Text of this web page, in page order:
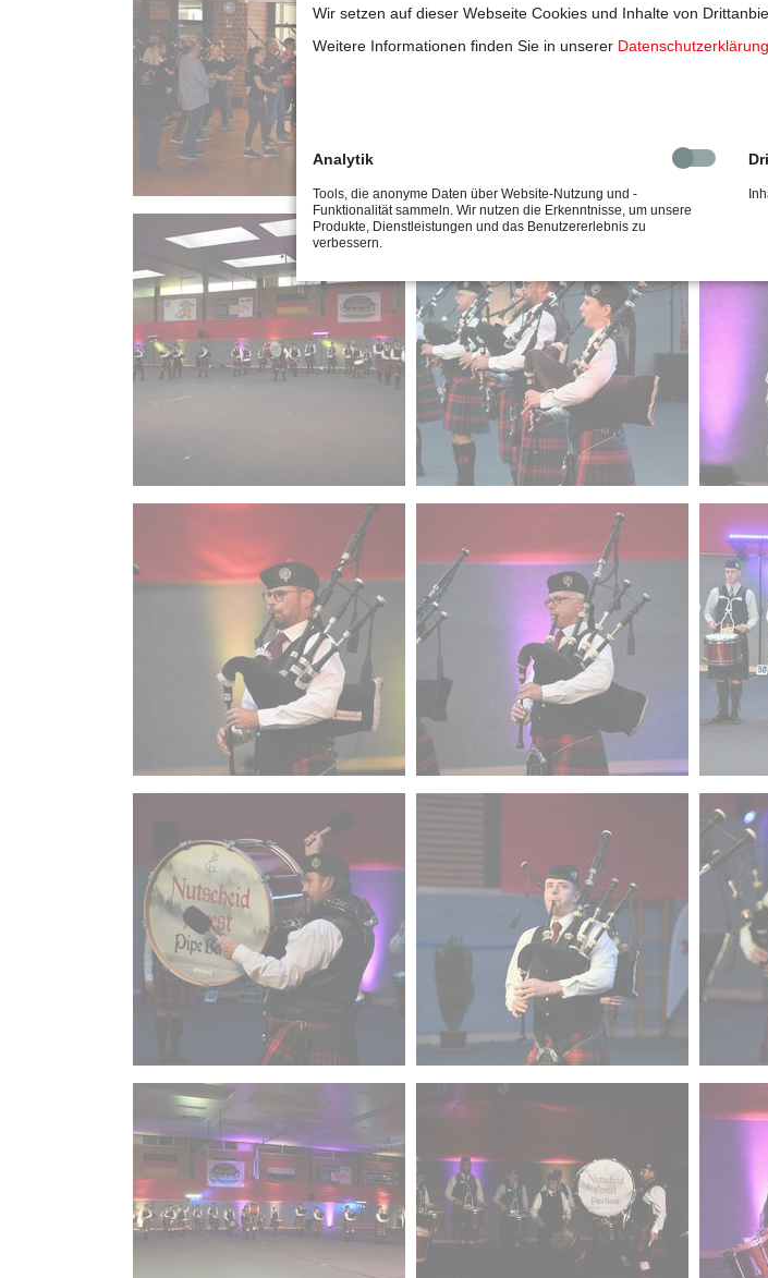
Wir setzen auf dieser Webseite Cookies und Inhalte von
Weitere Informationen finden Sie in unserer Datenschutzerklärung
Analytik
Tools, die anonyme Daten über Website-Nutzung und -
Funktionalität sammeln. Wir nutzen die Erkenntnisse, um unsere
Produkte, Dienstleistungen und das Benutzererlebnis zu
verbessern.